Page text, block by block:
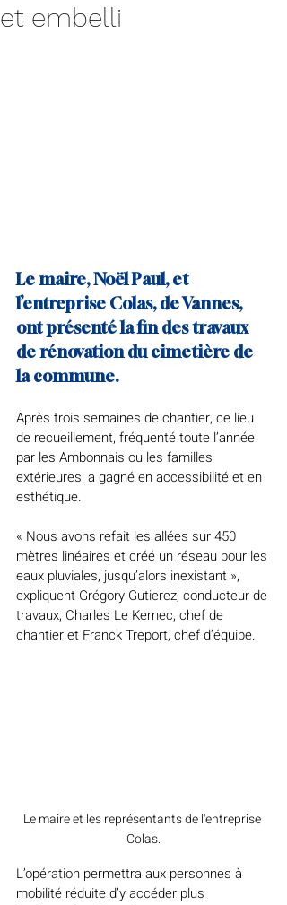
et embelli
Le maire, Noël Paul, et
l’entreprise Colas, de Vannes,
ont présenté la fin des travaux
de rénovation du cimetière de
la commune.
Après trois semaines de chantier, ce lieu
de recueillement, fréquenté toute l’année
par les Ambonnais ou les familles
extérieures, a gagné en accessibilité et en
esthétique.
« Nous avons refait les allées sur 450
mètres linéaires et créé un réseau pour les
eaux pluviales, jusqu’alors inexistant »,
expliquent Grégory Gutierez, conducteur de
travaux, Charles Le Kernec, chef de
chantier et Franck Treport, chef d’équipe.
Le maire et les représentants de l'entreprise
Colas.
L’opération permettra aux personnes à
mobilité réduite d’y accéder plus